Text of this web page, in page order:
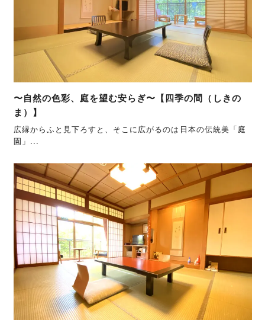
〜自然の色彩、庭を望む安らぎ〜【四季の間（しきの
ま）】
広縁からふと見下ろすと、そこに広がるのは日本の伝統美「庭
園」...